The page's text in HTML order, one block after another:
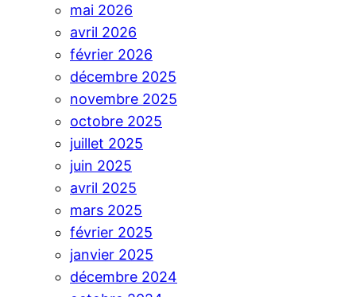
mai 2026
avril 2026
février 2026
décembre 2025
novembre 2025
octobre 2025
juillet 2025
juin 2025
avril 2025
mars 2025
février 2025
janvier 2025
décembre 2024